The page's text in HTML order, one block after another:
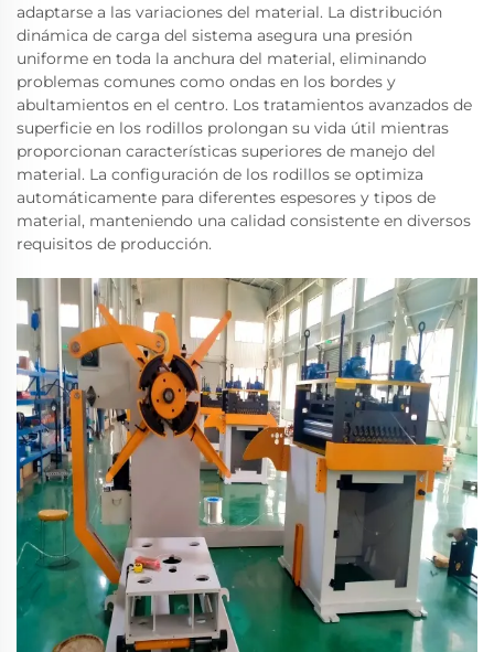
adaptarse a las variaciones del material. La distribución
dinámica de carga del sistema asegura una presión
uniforme en toda la anchura del material, eliminando
problemas comunes como ondas en los bordes y
abultamientos en el centro. Los tratamientos avanzados de
superficie en los rodillos prolongan su vida útil mientras
proporcionan características superiores de manejo del
material. La configuración de los rodillos se optimiza
automáticamente para diferentes espesores y tipos de
material, manteniendo una calidad consistente en diversos
requisitos de producción.